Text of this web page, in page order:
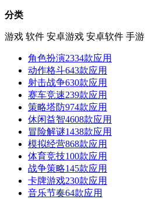
分类
游戏 软件 安卓游戏 安卓软件 手游
角色扮演2334款应用
动作格斗643款应用
射击战争630款应用
赛车竞速239款应用
策略塔防974款应用
休闲益智4608款应用
冒险解谜1438款应用
模拟经营868款应用
体育竞技100款应用
战争策略145款应用
卡牌游戏230款应用
音乐节奏64款应用